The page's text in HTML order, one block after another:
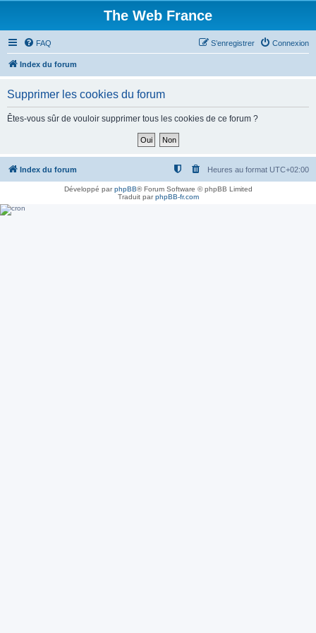
The Web France
FAQ Connexion
S’enregistrer
Index du forum
Supprimer les cookies du forum
Êtes-vous sûr de vouloir supprimer tous les cookies de ce forum ?
Index du forum Heures au format UTC+02:00
Développé parphpBB® Forum Software © phpBB Limited
Traduit parphpBB-fr.com